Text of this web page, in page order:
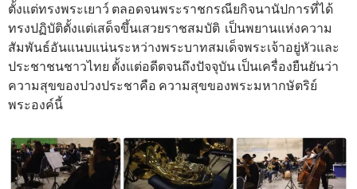
ตั้งแต่ทรงพระเยาว์ ตลอดจนพระราชกรณียกิจนานัปการที่ได้
ทรงปฏิบัติตั้งแต่เสด็จขึ้นเสวยราชสมบัติ เป็นพยานแห่งความ
สัมพันธ์อันแนบแน่นระหว่างพระบาทสมเด็จพระเจ้าอยู่หัวและ
ประชาชนชาวไทย ตั้งแต่อดีตจนถึงปัจจุบัน เป็นเครื่องยืนยันว่า
ความสุขของปวงประชาคือ ความสุขของพระมหากษัตริย์
พระองค์นี้